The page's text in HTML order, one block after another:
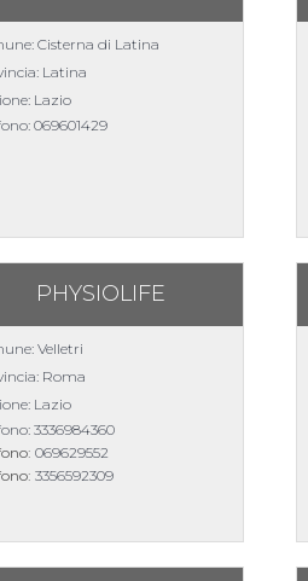
Cisterna di Latina
Latina
Lazio
069601429
PHYSIOLIFE
Velletri
Roma
Lazio
3336984360
069629552
3356592309